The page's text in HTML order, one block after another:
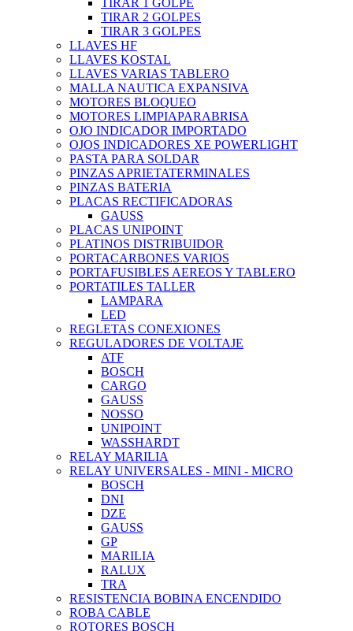
TIRAR 1 GOLPE
TIRAR 2 GOLPES
TIRAR 3 GOLPES
LLAVES HF
LLAVES KOSTAL
LLAVES VARIAS TABLERO
MALLA NAUTICA EXPANSIVA
MOTORES BLOQUEO
MOTORES LIMPIAPARABRISA
OJO INDICADOR IMPORTADO
OJOS INDICADORES XE POWERLIGHT
PASTA PARA SOLDAR
PINZAS APRIETATERMINALES
PINZAS BATERIA
PLACAS RECTIFICADORAS
GAUSS
PLACAS UNIPOINT
PLATINOS DISTRIBUIDOR
PORTACARBONES VARIOS
PORTAFUSIBLES AEREOS Y TABLERO
PORTATILES TALLER
LAMPARA
LED
REGLETAS CONEXIONES
REGULADORES DE VOLTAJE
ATF
BOSCH
CARGO
GAUSS
NOSSO
UNIPOINT
WASSHARDT
RELAY MARILIA
RELAY UNIVERSALES - MINI - MICRO
BOSCH
DNI
DZE
GAUSS
GP
MARILIA
RALUX
TRA
RESISTENCIA BOBINA ENCENDIDO
ROBA CABLE
ROTORES BOSCH